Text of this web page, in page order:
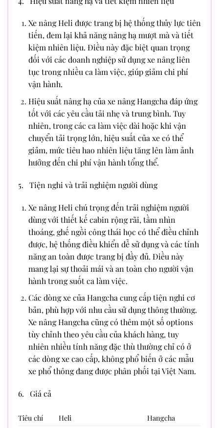
Xe nâng Heli được trang bị hệ thống thủy lực tiên
tiến, đem lại khả năng nâng hạ mượt mà và tiết
kiệm nhiên liệu. Điều này đặc biệt quan trọng
đối với các doanh nghiệp sử dụng xe nâng liên
tục trong nhiều ca làm việc, giúp giảm chi phí
vận hành.
Hiệu suất nâng hạ của xe nâng Hangcha đáp ứng
tốt với các yêu cầu tải nhẹ và trung bình. Tuy
nhiên, trong các ca làm việc dài hoặc khi vận
chuyển tải trọng lớn, hiệu suất của xe có thể
giảm, mức tiêu hao nhiên liệu tăng lên làm ảnh
hưởng đến chi phí vận hành tổng thể.
5. Tiện nghi và trải nghiệm người dùng
Xe nâng Heli chú trọng đến trải nghiệm người
dùng với thiết kế cabin rộng rãi, tầm nhìn
thoáng, ghế ngồi công thái học có thể điều chỉnh
được, hệ thống điều khiển dễ sử dụng và các tính
năng an toàn được trang bị đầy đủ. Điều này
mang lại sự thoải mái và an toàn cho người vận
hành trong suốt ca làm việc.
Các dòng xe của Hangcha cung cấp tiện nghi cơ
bản, phù hợp với nhu cầu sử dụng thông thường.
Xe nâng Hangcha cũng có thêm một số options
tùy chỉnh theo yêu cầu của khách hàng, tuy
nhiên nhiều tính năng đặc thù thường chỉ có ở
các dòng xe cao cấp, không phổ biến ở các mẫu
xe phổ thông đang được phân phối tại Việt Nam.
6. Giá cả
Tiêu chí Heli
Hangcha